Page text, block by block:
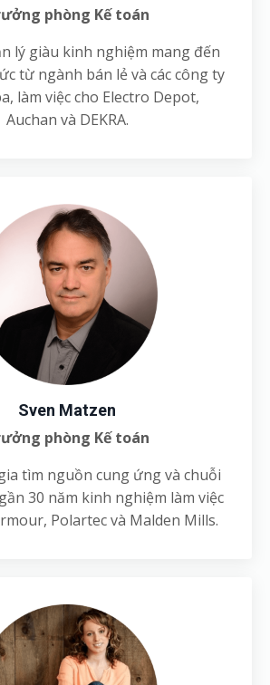
phòng Kế toán
lý giàu kinh nghiệm mang đến
từ ngành bán lẻ và các công ty
làm việc cho Electro Depot,
Auchan và DEKRA.
Sven Matzen
phòng Kế toán
tìm nguồn cung ứng và chuỗi
30 năm kinh nghiệm làm việc
Polartec và Malden Mills.